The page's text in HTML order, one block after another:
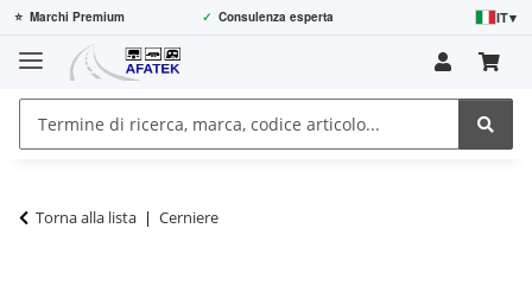
⭐ Marchi Premium ✓ Consulenza esperta IT▾
Torna alla lista Cerniere